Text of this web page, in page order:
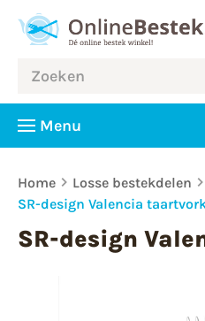
Menu
Home
Losse bestekdelen
SR-design Valencia
SR-design